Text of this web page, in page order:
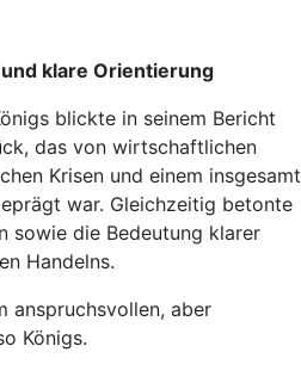
klare Orientierung
blickte in seinem Bericht
das von wirtschaftlichen
Krisen und einem insgesamt
war. Gleichzeitig betonte
sowie die Bedeutung klarer
Handelns.
anspruchsvollen, aber
Königs.